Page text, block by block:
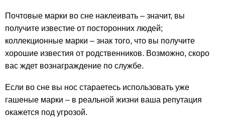
Почтовые марки во сне наклеивать – значит, вы
получите известие от посторонних людей;
коллекционные марки – знак того, что вы получите
хорошие известия от родственников. Возможно, скоро
вас ждет вознаграждение по службе.
Если во сне вы нос стараетесь использовать уже
гашеные марки – в реальной жизни ваша репутация
окажется под угрозой.